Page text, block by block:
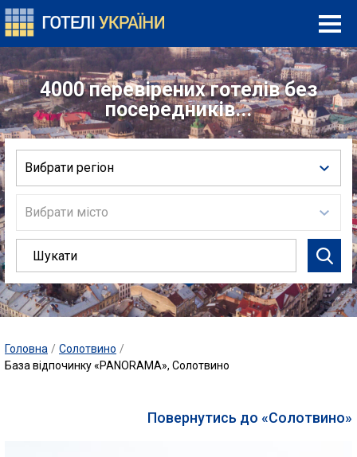
4000 перевірених готелів без
посередників...
Вибрати регіон
Вибрати місто
Головна / Солотвино /
База відпочинку «PANORAMA», Солотвино
Повернутись до «Солотвино»